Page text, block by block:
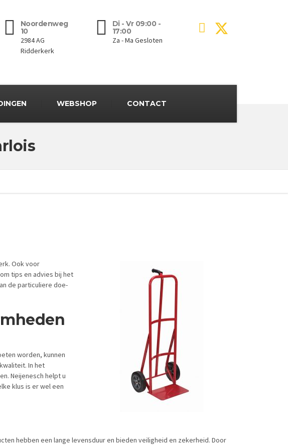
Noordenweg
10
2984 AG
Ridderkerk
Di - Vr 09:00 -
17:00
Za - Ma Gesloten
WEBSHOP CONTACT
Ook voor
tips en advies bij het
de particuliere doe-
worden, kunnen
In het
Neijenesch helpt u
klus is er wel een
hebben een lange levensduur en bieden veiligheid en zekerheid. Door